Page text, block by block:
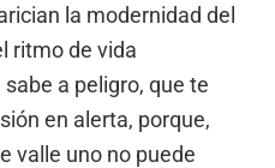
la modernidad del
ritmo de vida
a peligro, que te
en alerta, porque,
valle uno no puede